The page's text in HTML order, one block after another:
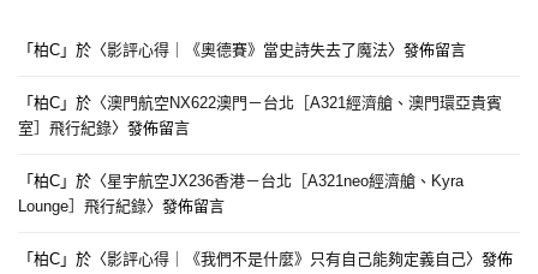
「 柏C 」於〈影評心得｜《奧德賽》當史詩失去了魔法〉發佈留言
「 柏C 」於〈澳門航空NX622澳門－台北［A321經濟艙、澳門環亞貴賓
室］飛行紀錄〉發佈留言
「 柏C 」於〈星宇航空JX236香港－台北［A321neo經濟艙、Kyra
Lounge］飛行紀錄〉發佈留言
「 柏C 」於〈影評心得｜《我們不是什麼》只有自己能夠定義自己〉發佈